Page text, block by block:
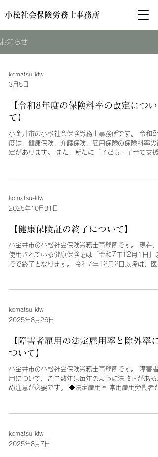
小松社会保険労務士事務所
お知らせ
komatsu-ktw
3月5日
【令和8年度の保険料率の改定につい
て】
小金井市の小松社会保険労務士事務所です。 令和8
度は、健康保険、介護保険、雇用保険の保険料率の
定があります。 また、新たに「子ども・子育て支援
保険料率です。 ・健康保険（東京）： 9.85％（本
・健康保険（神奈川）：9.92％（本人負担4.96％）
（令和7年と同じ保険料率） ・健康保険（千葉）
4.895％） ・健康保険（埼玉）： 9.67％（本人負
保険（全国共通）：1.62％（本人負担0.81％）（改
定前1.59％、本人0.795 ％） 当月徴収の会社は3月
給与から、翌月徴収の会社は4月給与から、保険料を
komatsu-ktw
2025年10月31日
【健康保険証の終了について】
小金井市の小松社会保険労務士事務所です。 現在、
使用されている健康保険証は「令和7年12月1日」ま
でで終了となります。 令和7年12月2日以降は、医
合、青色の保険証） 今後、原則として「マイナ保険
ではない人に対して「資格確認書」が配布されてい
す。 12月2日以降は、その資格確認書を医療機関に
の資格確認書（従来の保険証と同じサイズのもの）
ただし、資格確認書には有効期限がありますのでこ
らもご注意して下さい。 なお、マイナ保険証をお持
ではない人は、資格確認書の有効期限までの間に マ
ナ保険証の手続きをしていただきますようお願いし
す。 手順は2つありまして、①マイナンバーカード
いただきます。 ①マイナンバーカード作成（マイナ
komatsu-ktw
2025年8月26日
【障害者雇用の法定雇用率と除外率に
ついて】
小金井市の小松社会保険労務士事務所です。 障害者
用について、ここ数年は毎年のように法改正がある
め注意が必要です。 ◆法定雇用率 常用雇用労働者
ります。（障害者雇用促進法）...
komatsu-ktw
2025年8月7日